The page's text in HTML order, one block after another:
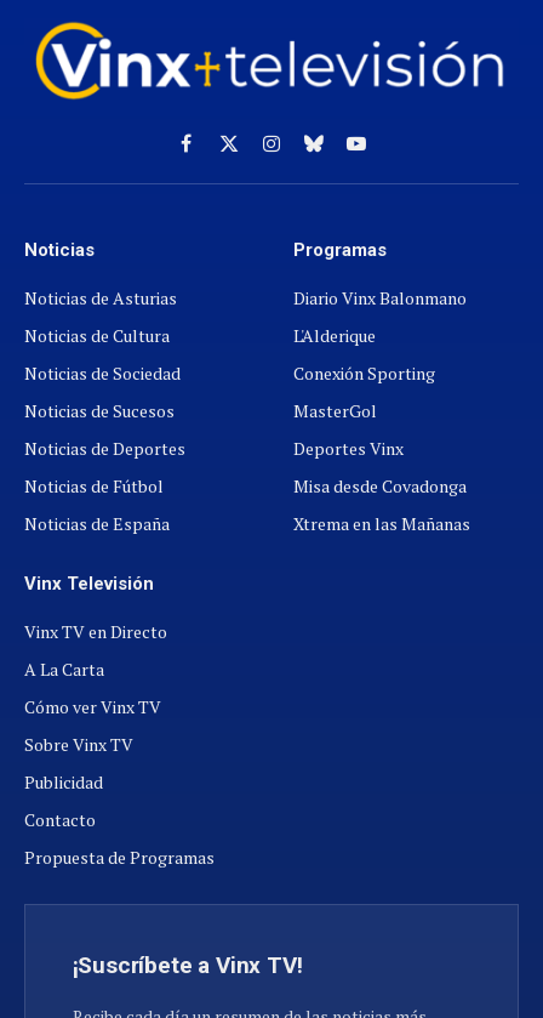
Facebook
X
(Twitter)
Instagram
Cielo
azul
YouTube
Noticias
Noticias de Asturias
Noticias de Cultura
Noticias de Sociedad
Noticias de Sucesos
Noticias de Deportes
Noticias de Fútbol
Noticias de España
Programas
Diario Vinx Balonmano
L'Alderique
Conexión Sporting
MasterGol
Deportes Vinx
Misa desde Covadonga
Xtrema en las Mañanas
Vinx Televisión
Vinx TV en Directo
A La Carta
Cómo ver Vinx TV
Sobre Vinx TV
Publicidad
Contacto
Propuesta de Programas
¡Suscríbete a Vinx TV!